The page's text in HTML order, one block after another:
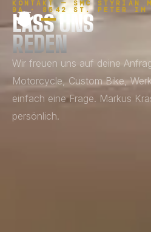
KONTAKT — SMC STYRIAN
9A · 8542 ST. PETER IM
LASS UNS
REDEN
Wir freuen uns auf deine
Motorcycle, Custom Bike,
einfach eine Frage. Markus
persönlich.